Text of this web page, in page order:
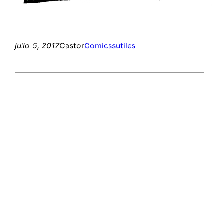
julio 5, 2017CastorComicssutiles